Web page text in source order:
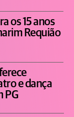
os 15 anos
Requião
e dança
PG